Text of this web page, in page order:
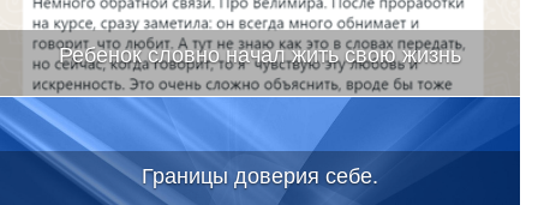
Ребенок словно начал жить свою жизнь
Границы доверия себе.